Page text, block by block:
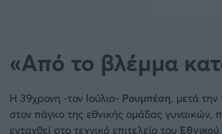
«Από το βλέμμα
Η 39χρονη -τον Ιούλιο- Ρουμπέση, μετά
στον πάγκο της εθνικής ομάδας γυναικών,
ενταχθεί στο τεχνικό επιτελείο του Εθνικού